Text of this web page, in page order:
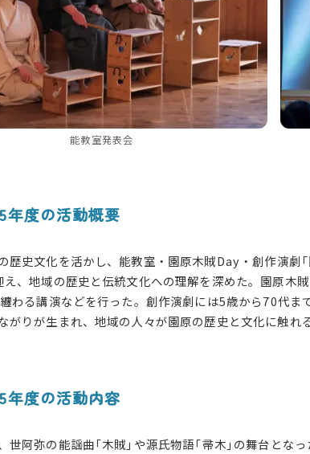
能教室発表会
年度の活動概要
歴史文化を活かし、能教室・園原木賊Day・創作演劇
え、地域の歴史と伝統文化への理解を深めた。園原木
纏わる講演などを行った。創作演劇には5歳から70代
がりが生まれ、地域の人々が園原の歴史と文化に触れ
年度の活動内容
世阿弥の能謡曲「木賊」や源氏物語「帚木」の舞台と